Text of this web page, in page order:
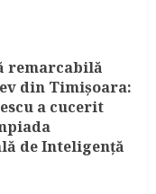
remarcabilă
din Timișoara:
a cucerit
de Inteligență